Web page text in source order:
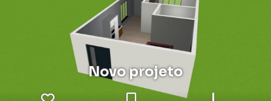
Novo projeto